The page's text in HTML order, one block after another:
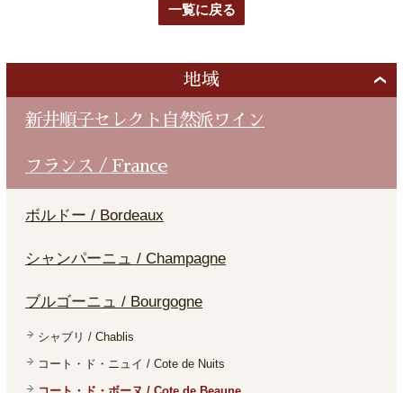
一覧に戻る
地域
新井順子セレクト自然派ワイン
フランス / France
ボルドー / Bordeaux
シャンパーニュ / Champagne
ブルゴーニュ / Bourgogne
シャブリ / Chablis
コート・ド・ニュイ / Cote de Nuits